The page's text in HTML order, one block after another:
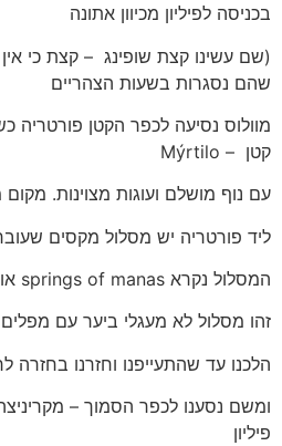
בכניסה לפיליון מכיוון אתונה
(שם עשינו קצת שופינג – קצת כי
שהם נסגרות בשעות הצהריים
מוולוס נסיעה לכפר הקטן פורטריה
קטן – Mýrtilo
עם נוף מושלם ועוגות מצוינות.
ליד פורטריה יש מסלול מקסים
המסלול נקרא springs of manas או "מסלול הקנטאורים".
זהו מסלול לא מעגלי ביער עם
הלכנו עד שהתעייפנו וחזרנו בחזרה
ומשם נסענו לכפר הסמוך –
פיליון